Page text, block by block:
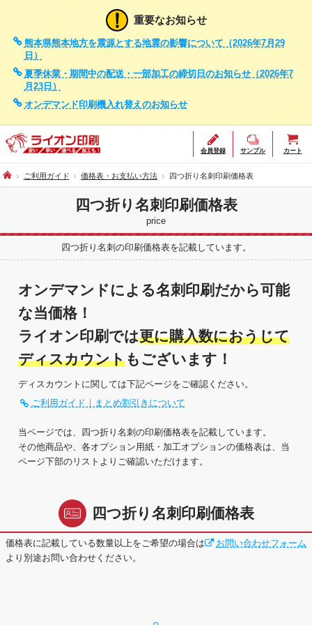
重要なお知らせ
熊本県熊本地方を震源とする地震の影響について（2026年7月29
日）
夏季休業・期間中の配送・一部加工の締切日のお知らせ（2026年7
月23日）
オンデマンド印刷機入れ替えのお知らせ
会員登録 サンプル カート
ご利用ガイド 価格表・お支払い方法 四つ折り名刺印刷価格表
四つ折り名刺印刷価格表
price
四つ折り名刺の印刷価格表を記載しています。
オンデマンドによる名刺印刷だから可能
な当価格！
ライオン印刷では更に購入数におうじて
ディスカウントもございます！
ディスカウントに関しては下記ページをご確認ください。
ご利用ガイド｜まとめ割引きについて
当ページでは、四つ折り名刺の印刷価格表を記載しています。
その他商品や、各オプション用紙・加工オプションの価格表は、当
ページ下部のリストよりご確認いただけます。
四つ折り名刺印刷価格表
価格表に記載している数量以上をご希望の場合は
お問い合わせフォーム
より別途お問い合わせください。